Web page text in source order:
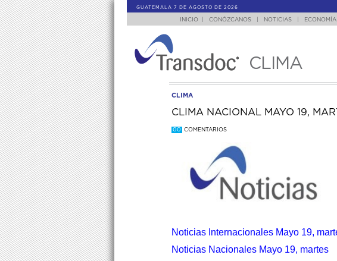
GUATEMALA 7 DE AGOSTO DE 2026
INICIO CONÓZCANOS NOTICIAS ECONOMÍA
CLIMA
CLIMA
CLIMA NACIONAL MAYO 19,
00 COMENTARIOS
Noticias Internacionales Mayo 19,
Noticias Nacionales Mayo 19, martes